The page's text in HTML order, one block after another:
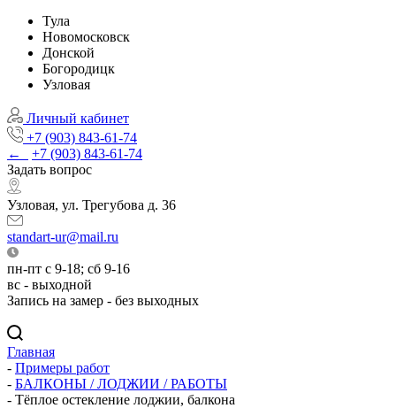
Тула
Новомосковск
Донской
Богородицк
Узловая
Личный кабинет
+7 (903) 843-61-74
←
+7 (903) 843-61-74
Задать вопрос
Узловая, ул. Трегубова д. 36
standart-ur@mail.ru
пн-пт с 9-18; сб 9-16
вс - выходной
Запись на замер - без выходных
Главная
- Примеры работ
- БАЛКОНЫ / ЛОДЖИИ / РАБОТЫ
- Тёплое остекление лоджии, балкона